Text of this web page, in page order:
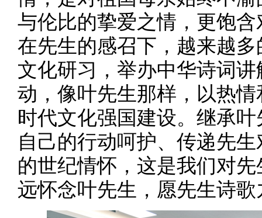
与伦比的挚爱之情，更饱
在先生的感召下，越来越
文化研习，举办中华诗词
动，像叶先生那样，以热
时代文化强国建设。继承
自己的行动呵护、传递先
的世纪情怀，这是我们对
远怀念叶先生，愿先生诗歌